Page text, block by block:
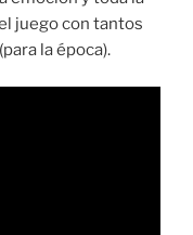
juego con tantos
la época).